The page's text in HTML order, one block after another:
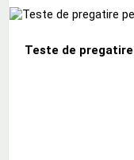
Teste de